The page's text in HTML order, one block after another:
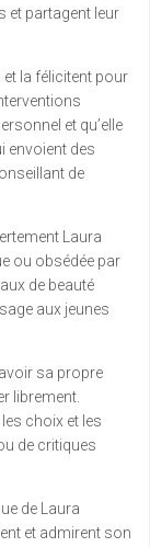
et partagent leur
la félicitent pour
et qu’elle
envoient des
de
Laura
ou obsédée par
de beauté
aux jeunes
sa propre
librement.
choix et les
de critiques
de Laura
et admirent son